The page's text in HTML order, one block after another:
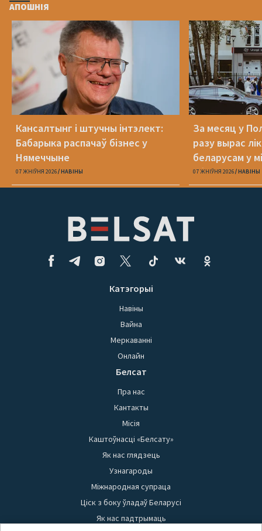
АПОШНІЯ
Кансалтынг і штучны інтэлект:
Бабарыка распачаў бізнес у
Нямеччыне
07 ЖНІЎНЯ 2026 НАВІНЫ
За месяц у
разу вырас
беларусам у
абароне
07 ЖНІЎНЯ 2026 НАВІНЫ
Катэгорыі
Навіны
Вайна
Меркаванні
Онлайн
Белсат
Пра нас
Кантакты
Місія
Каштоўнасці «Белсату»
Як нас глядзець
Узнагароды
Міжнародная супраца
Ціск з боку ўладаў Беларусі
Як нас падтрымаць